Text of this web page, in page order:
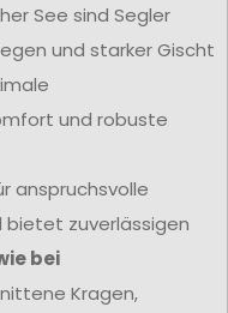
See sind Segler
und starker Gischt
und robuste
anspruchsvolle
zuverlässigen
bei
Kragen,